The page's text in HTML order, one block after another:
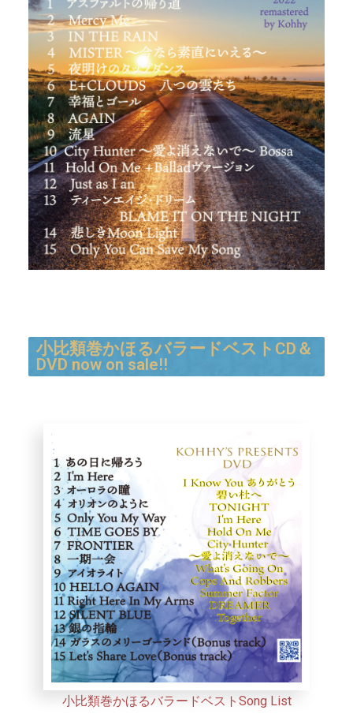
小比類巻かほるバラードベストCD＆
DVD now on sale!!
小比類巻かほるバラードベストSong List